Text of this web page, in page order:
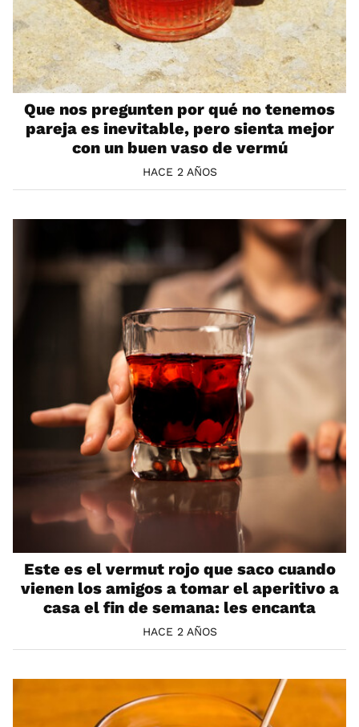
Que nos pregunten por qué no tenemos
pareja es inevitable, pero sienta mejor
con un buen vaso de vermú
HACE 2 AÑOS
Este es el vermut rojo que saco cuando
vienen los amigos a tomar el aperitivo a
casa el fin de semana: les encanta
HACE 2 AÑOS